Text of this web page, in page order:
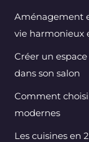
Aménagement
vie harmonieux
Créer un
dans son salon
Comment
modernes
Les cuisines en